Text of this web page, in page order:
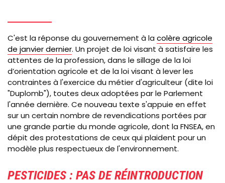
C'est la réponse du gouvernement à la colère agricole
de janvier dernier. Un projet de loi visant à satisfaire les
attentes de la profession, dans le sillage de la loi
d’orientation agricole et de la loi visant à lever les
contraintes à l'exercice du métier d'agriculteur (dite loi
"Duplomb"), toutes deux adoptées par le Parlement
l'année dernière. Ce nouveau texte s'appuie en effet
sur un certain nombre de revendications portées par
une grande partie du monde agricole, dont la FNSEA, en
dépit des protestations de ceux qui plaident pour un
modèle plus respectueux de l'environnement.
PESTICIDES : PAS DE RÉINTRODUCTION